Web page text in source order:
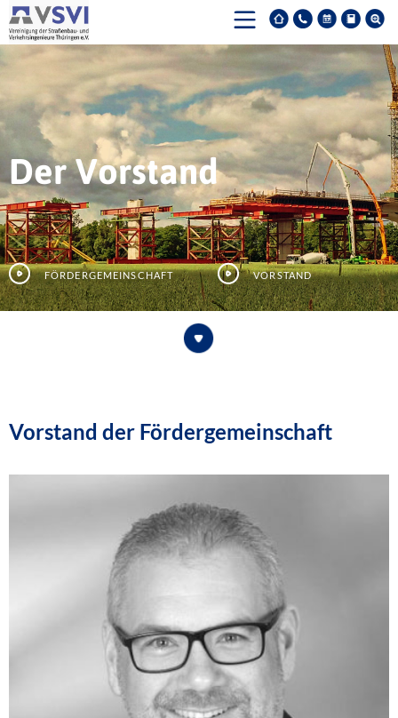
Der Vorstand
Fördergemeinschaft Vorstand
Vorstand der Fördergemeinschaft